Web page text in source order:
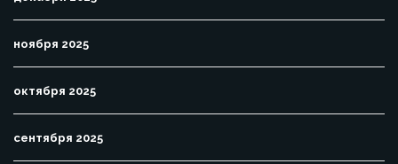
ноября 2025
октября 2025
сентября 2025